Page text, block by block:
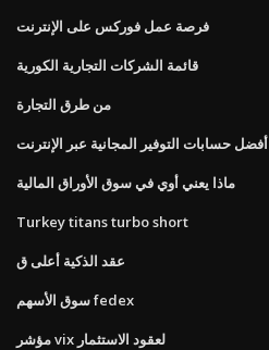
فرصة عمل فوركس على الإنترنت
قائمة الشركات التجارية الكورية
من طرق التجارة
أفضل حسابات التوفير المجانية عبر الإنترنت
ماذا يعني أوي في سوق الأوراق المالية
Turkey titans turbo short
عقد الذكية أعلى ق
سوق الأسهم fedex
مؤشر vix لعقود الاستثمار